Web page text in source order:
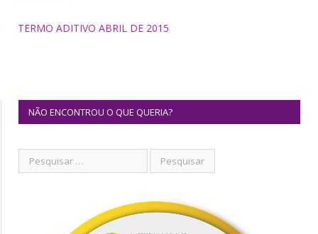
TERMO ADITIVO ABRIL DE 2015
NÃO ENCONTROU O QUE QUERIA?